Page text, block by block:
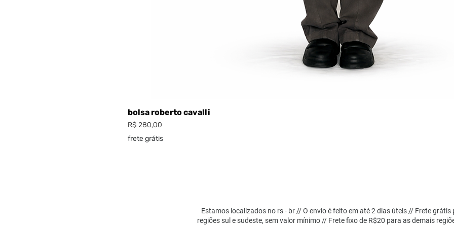
bolsa roberto cavalli
Preço
R$ 280,00
frete grátis
Estamos localizados no rs - br // O envio é feito em até 2 dias úteis // Frete grátis
regiões sul e sudeste, sem valor mínimo // Frete fixo de R$20 para as demais